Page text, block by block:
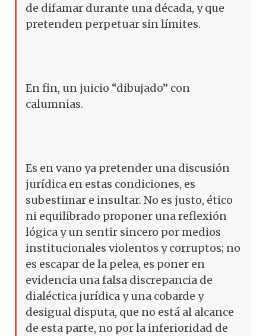
de difamar durante una década, y que
pretenden perpetuar sin límites.
En fin, un juicio “dibujado” con
calumnias.
Es en vano ya pretender una discusión
jurídica en estas condiciones, es
subestimar e insultar. No es justo, ético
ni equilibrado proponer una reflexión
lógica y un sentir sincero por medios
institucionales violentos y corruptos; no
es escapar de la pelea, es poner en
evidencia una falsa discrepancia de
dialéctica jurídica y una cobarde y
desigual disputa, que no está al alcance
de esta parte, no por la inferioridad de